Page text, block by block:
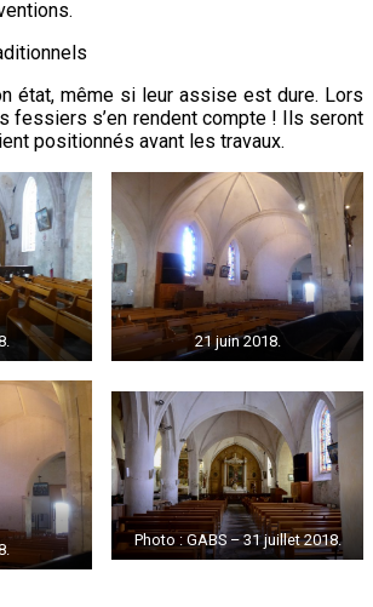
état, même si leur assise est dure. Lors
fessiers s’en rendent compte ! Ils seront
positionnés avant les travaux.
21 juin 2018.
Photo : GABS – 31 juillet 2018.